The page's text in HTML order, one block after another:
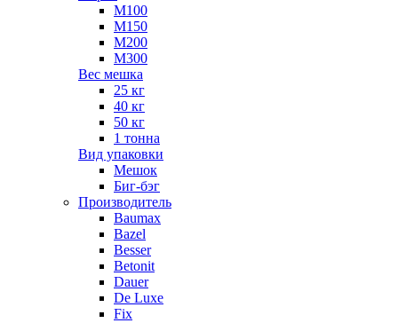
М100
М150
М200
М300
Вес мешка
25 кг
40 кг
50 кг
1 тонна
Вид упаковки
Мешок
Биг-бэг
Производитель
Baumax
Bazel
Besser
Betonit
Dauer
De Luxe
Fix